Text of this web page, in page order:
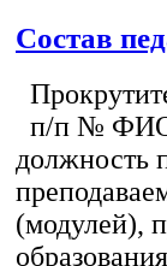
Состав
п/п № ФИО
должность
(модулей),